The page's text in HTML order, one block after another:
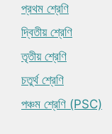
প্রথম শ্রেণি
দ্বিতীয় শ্রেণি
তৃতীয় শ্রেণি
চতুর্থ শ্রেণি
পঞ্চম শ্রেণি (PSC)